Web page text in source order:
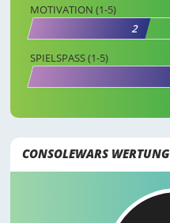
MOTIVATION (1-5)
2
SPIELSPASS (1-5)
CONSOLEWARS WERTUNG